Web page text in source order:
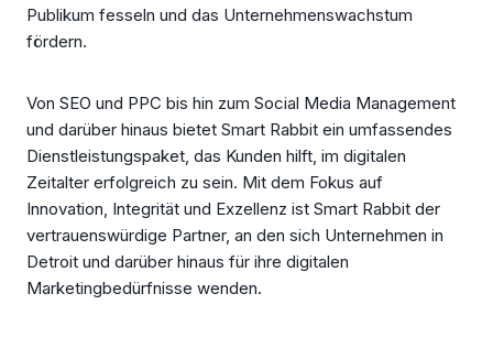
Publikum fesseln und das Unternehmenswachstum
fördern.
Von SEO und PPC bis hin zum Social Media Management
und darüber hinaus bietet Smart Rabbit ein umfassendes
Dienstleistungspaket, das Kunden hilft, im digitalen
Zeitalter erfolgreich zu sein. Mit dem Fokus auf
Innovation, Integrität und Exzellenz ist Smart Rabbit der
vertrauenswürdige Partner, an den sich Unternehmen in
Detroit und darüber hinaus für ihre digitalen
Marketingbedürfnisse wenden.